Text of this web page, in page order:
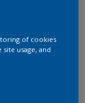
online
we werken
of cookies
usage, and